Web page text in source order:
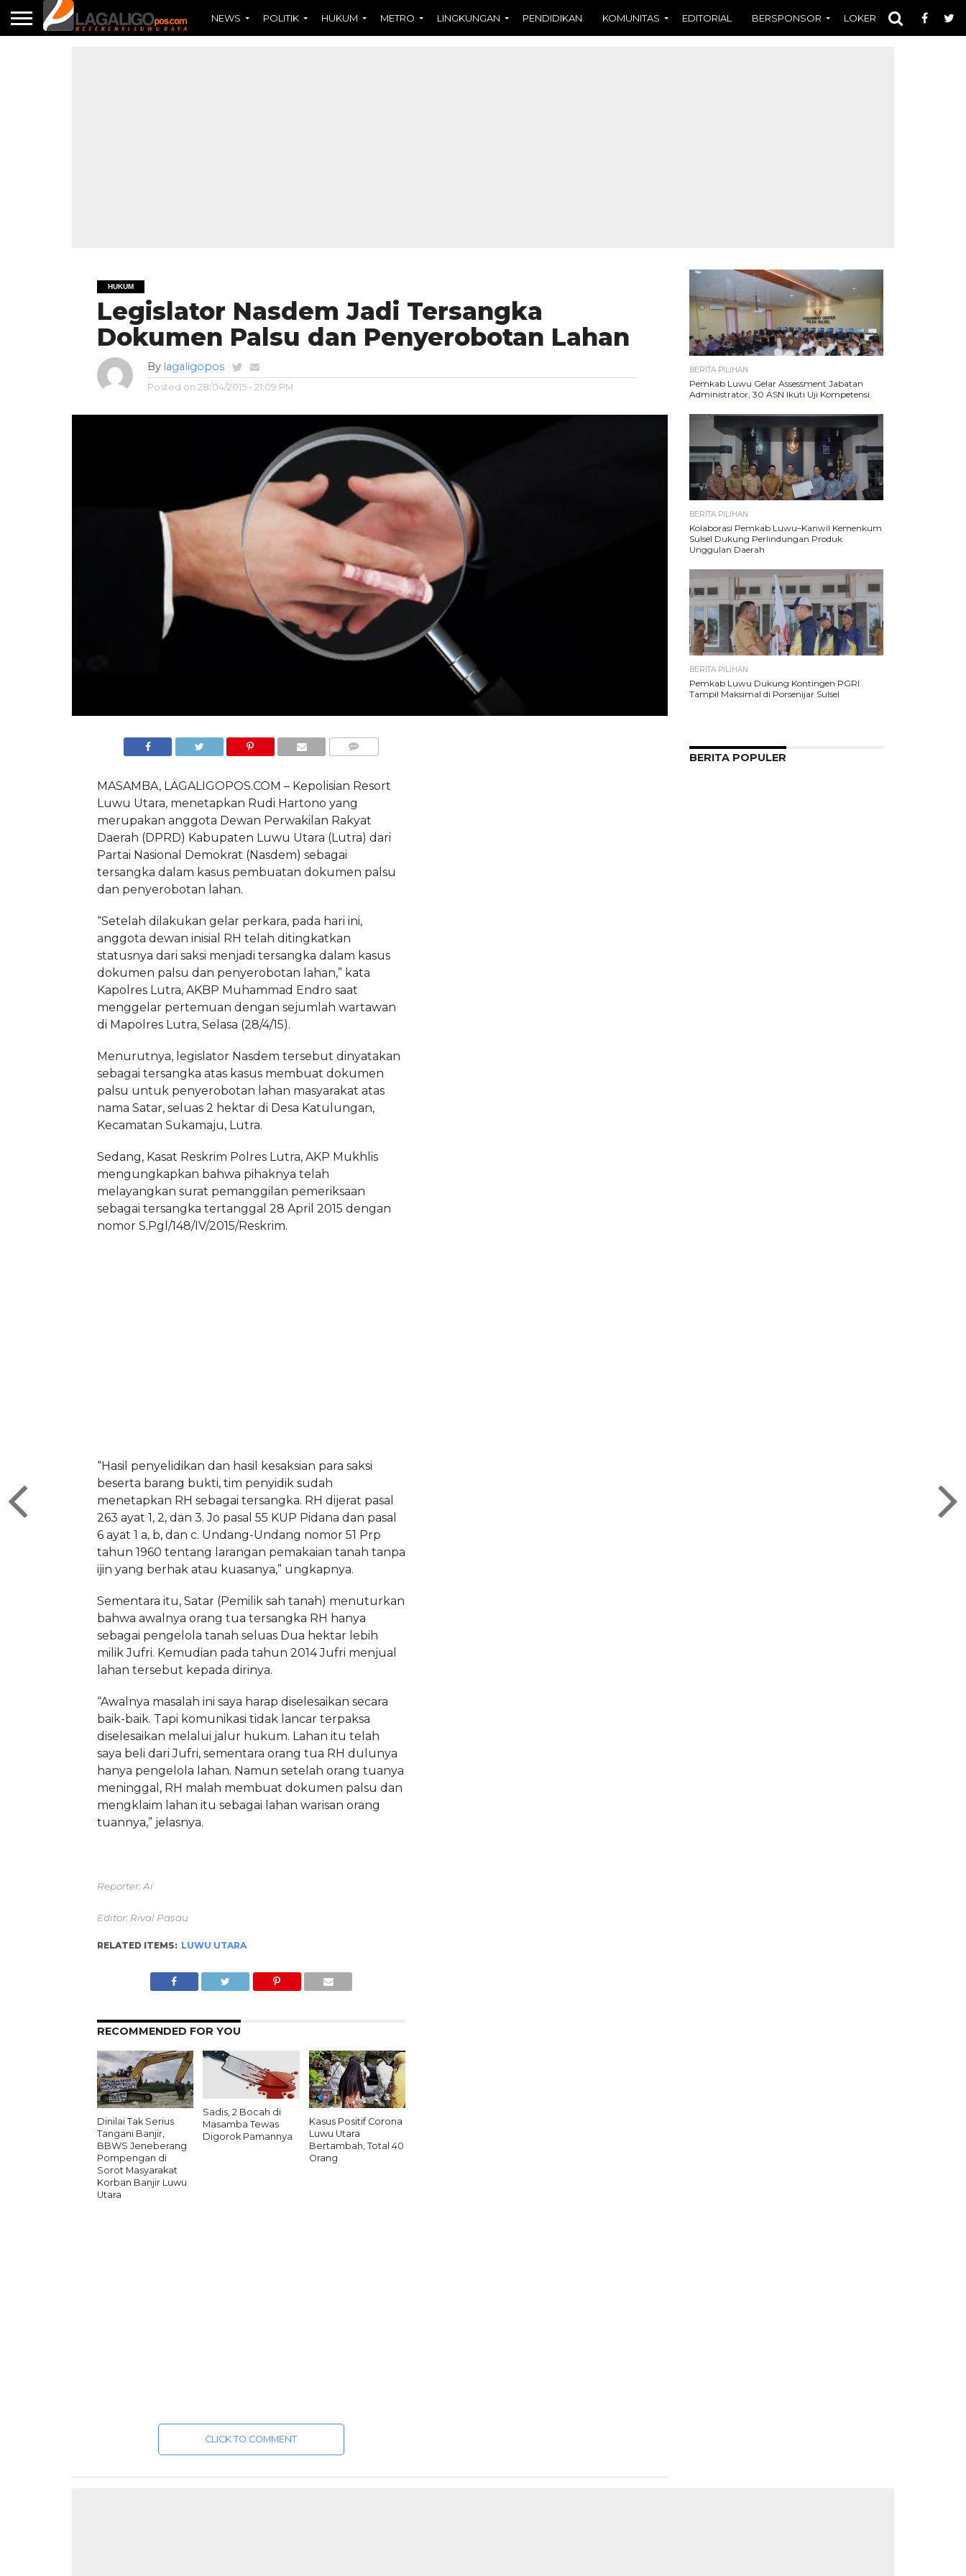
NEWS POLITIK HUKUM METRO LINGKUNGAN PENDIDIKAN KOMUNITAS EDITORIAL BERSPONSOR LOKER OPINI
HUKUM
Legislator Nasdem Jadi Tersangka
Dokumen Palsu dan Penyerobotan Lahan
By lagaligopos
Posted on 28/04/2015 - 21:09 PM
MASAMBA, LAGALIGOPOS.COM – Kepolisian Resort
Luwu Utara, menetapkan Rudi Hartono yang
merupakan anggota Dewan Perwakilan Rakyat
Daerah (DPRD) Kabupaten Luwu Utara (Lutra) dari
Partai Nasional Demokrat (Nasdem) sebagai
tersangka dalam kasus pembuatan dokumen palsu
dan penyerobotan lahan.
“Setelah dilakukan gelar perkara, pada hari ini,
anggota dewan inisial RH telah ditingkatkan
statusnya dari saksi menjadi tersangka dalam kasus
dokumen palsu dan penyerobotan lahan,” kata
Kapolres Lutra, AKBP Muhammad Endro saat
menggelar pertemuan dengan sejumlah wartawan
di Mapolres Lutra, Selasa (28/4/15).
Menurutnya, legislator Nasdem tersebut dinyatakan
sebagai tersangka atas kasus membuat dokumen
palsu untuk penyerobotan lahan masyarakat atas
nama Satar, seluas 2 hektar di Desa Katulungan,
Kecamatan Sukamaju, Lutra.
Sedang, Kasat Reskrim Polres Lutra, AKP Mukhlis
mengungkapkan bahwa pihaknya telah
melayangkan surat pemanggilan pemeriksaan
sebagai tersangka tertanggal 28 April 2015 dengan
nomor S.Pgl/148/IV/2015/Reskrim.
“Hasil penyelidikan dan hasil kesaksian para saksi
beserta barang bukti, tim penyidik sudah
menetapkan RH sebagai tersangka. RH dijerat pasal
263 ayat 1, 2, dan 3. Jo pasal 55 KUP Pidana dan pasal
6 ayat 1 a, b, dan c. Undang-Undang nomor 51 Prp
tahun 1960 tentang larangan pemakaian tanah tanpa
ijin yang berhak atau kuasanya,” ungkapnya.
Sementara itu, Satar (Pemilik sah tanah) menuturkan
bahwa awalnya orang tua tersangka RH hanya
sebagai pengelola tanah seluas Dua hektar lebih
milik Jufri. Kemudian pada tahun 2014 Jufri menjual
lahan tersebut kepada dirinya.
“Awalnya masalah ini saya harap diselesaikan secara
baik-baik. Tapi komunikasi tidak lancar terpaksa
diselesaikan melalui jalur hukum. Lahan itu telah
saya beli dari Jufri, sementara orang tua RH dulunya
hanya pengelola lahan. Namun setelah orang tuanya
meninggal, RH malah membuat dokumen palsu dan
mengklaim lahan itu sebagai lahan warisan orang
tuannya,” jelasnya.
Reporter: Ai
Editor: Rival Pasau
RELATED ITEMS: LUWU UTARA
RECOMMENDED FOR YOU
Dinilai Tak Serius
Tangani Banjir,
BBWS Jeneberang
Pompengan di
Sorot Masyarakat
Korban Banjir Luwu
Utara
Sadis, 2 Bocah di
Masamba Tewas
Digorok Pamannya
Kasus Positif Corona
Luwu Utara
Bertambah, Total 40
Orang
CLICK TO COMMENT
BERITA PILIHAN
Pemkab Luwu Gelar Assessment Jabatan
Administrator, 30 ASN Ikuti Uji Kompetensi
BERITA PILIHAN
Kolaborasi Pemkab Luwu–Kanwil Kemenkum
Sulsel Dukung Perlindungan Produk
Unggulan Daerah
BERITA PILIHAN
Pemkab Luwu Dukung Kontingen PGRI
Tampil Maksimal di Porsenijar Sulsel
BERITA POPULER